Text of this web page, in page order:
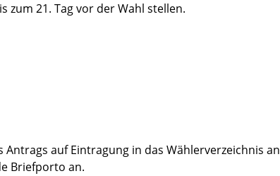
zum 21. Tag vor der Wahl stellen.
auf Eintragung in das Wählerverzeichnis an
Briefporto an.